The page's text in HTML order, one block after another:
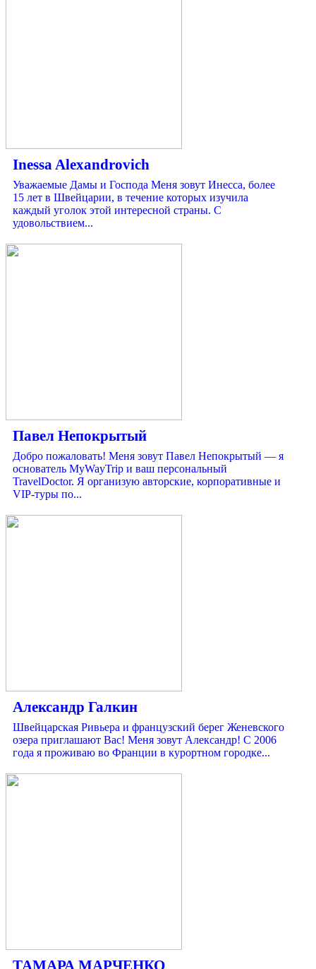
Inessa Alexandrovich
Уважаемые Дамы и Господа Меня зовут Инесса, более
15 лет в Швейцарии, в течение которых изучила
каждый уголок этой интересной страны. С
удовольствием...
Павел Непокрытый
Добро пожаловать! Меня зовут Павел Непокрытый — я
основатель MyWayTrip и ваш персональный
TravelDoctor. Я организую авторские, корпоративные и
VIP-туры по...
Александр Галкин
Швейцарская Ривьера и французский берег Женевского
озера приглашают Вас! Меня зовут Александр! С 2006
года я проживаю во Франции в курортном городке...
ТАМАРА МАРЧЕНКО